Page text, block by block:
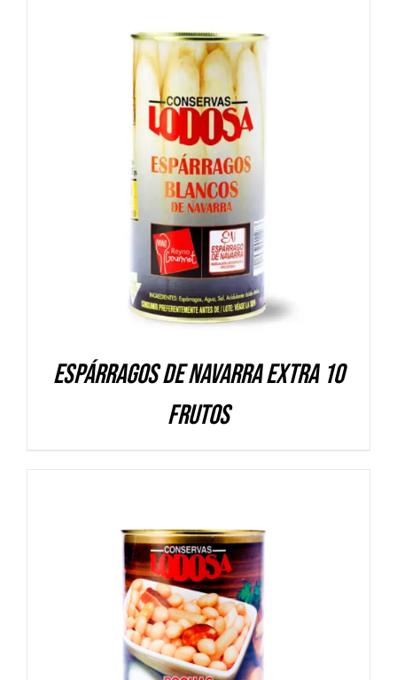
DETALLES
Espárragos de Navarra Extra 10
frutos
DETALLES